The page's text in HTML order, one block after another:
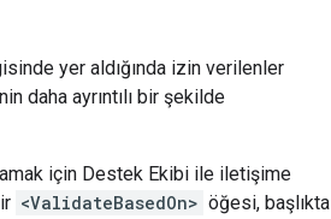
yer aldığında izin verilenler
daha ayrıntılı bir şekilde
için Destek Ekibi ile iletişime
<ValidateBasedOn> öğesi, başlıkta